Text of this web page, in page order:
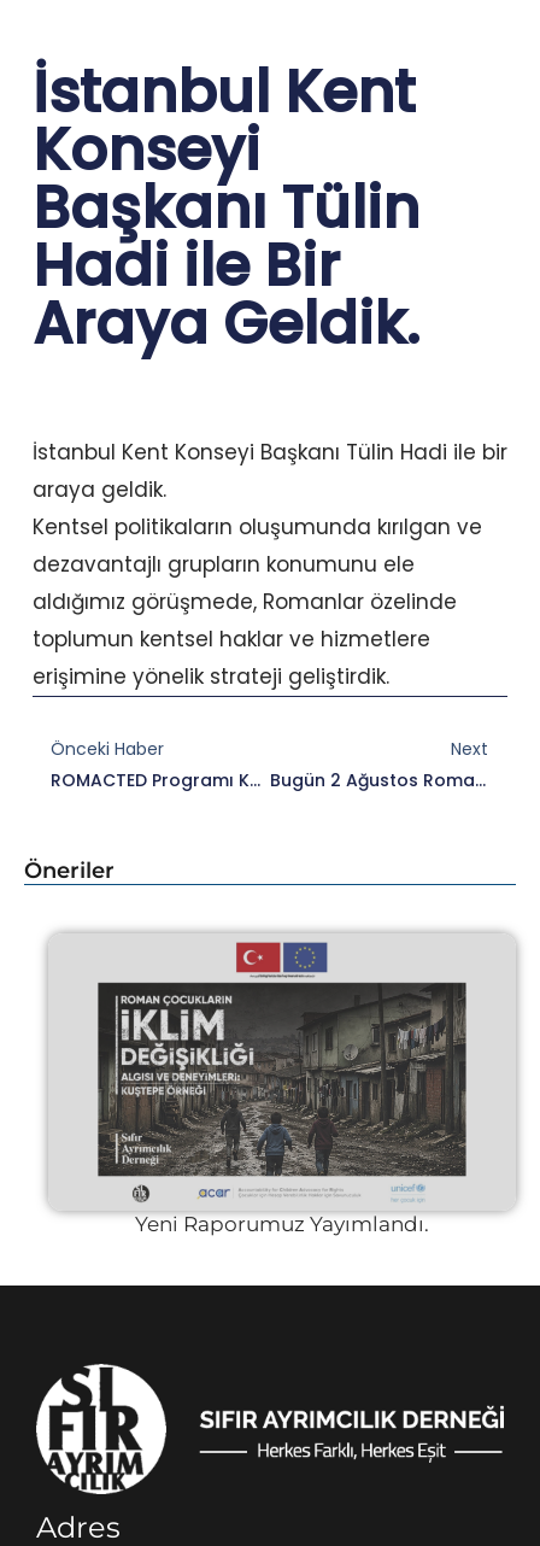
İstanbul Kent
Konseyi
Başkanı Tülin
Hadi ile Bir
Araya Geldik.
İstanbul Kent Konseyi Başkanı Tülin Hadi ile bir
araya geldik.
Kentsel politikaların oluşumunda kırılgan ve
dezavantajlı grupların konumunu ele
aldığımız görüşmede, Romanlar özelinde
toplumun kentsel haklar ve hizmetlere
erişimine yönelik strateji geliştirdik.
Önceki Haber
ROMACTED Programı Kapsamında İBB Genel Sekreter Yardımcısı Mahir Polat Ve CHP Sosyal Politikalardan Sorumlu Genel Başkan Yardımcısı Yüksel Taşkın Ile Bir Araya Geldik.
Next
Bugün 2 Ağustos Roman Soykırımı’nı Anma Günü…
Öneriler
Yeni Raporumuz Yayımlandı.
Adres